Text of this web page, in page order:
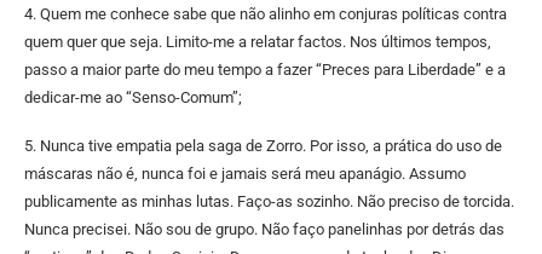
4. ⁠Quem me conhece sabe que não alinho em conjuras políticas contra
quem quer que seja. Limito-me a relatar factos. Nos últimos tempos,
passo a maior parte do meu tempo a fazer “Preces para Liberdade” e a
dedicar-me ao “Senso-Comum”;
5. ⁠Nunca tive empatia pela saga de Zorro. Por isso, a prática do uso de
máscaras não é, nunca foi e jamais será meu apanágio. Assumo
publicamente as minhas lutas. Faço-as sozinho. Não preciso de torcida.
Nunca precisei. Não sou de grupo. Não faço panelinhas por detrás das